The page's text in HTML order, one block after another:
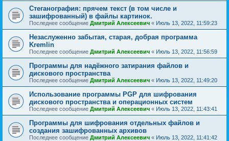
Стеганография: прячем текст (в том числе и
зашифрованный) в файлы картинок.
Последнее сообщение Дмитрий Алексеевич « Июль 13, 2022, 11:59:23
Незаслуженно забытая, старая, добрая программа
Kremlin
Последнее сообщение Дмитрий Алексеевич « Июль 13, 2022, 11:56:59
Программы для надёжного затирания файлов и
дискового пространства
Последнее сообщение Дмитрий Алексеевич « Июль 13, 2022, 11:49:20
Использование программы PGP для шифрования
дискового пространства и операционных систем
Последнее сообщение Дмитрий Алексеевич « Июль 13, 2022, 11:43:41
Программы для шифрования отдельных файлов и
создания зашифрованных архивов
Последнее сообщение Дмитрий Алексеевич « Июль 13, 2022, 11:41:42